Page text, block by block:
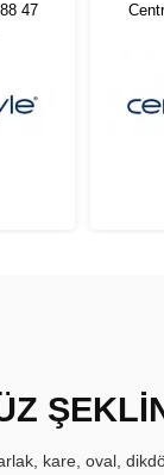
47
kare, oval,